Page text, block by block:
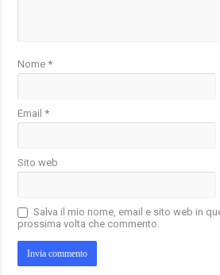
Nome*
Email*
Sito web
Salva il mio nome, email e sito web in
prossima volta che commento.